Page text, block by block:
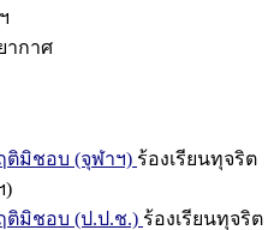
ากาศ
ติมิชอบ (จุฬาฯ) ร้องเรียนทุจริต
)
ติมิชอบ (ป.ป.ช.) ร้องเรียนทุจริต